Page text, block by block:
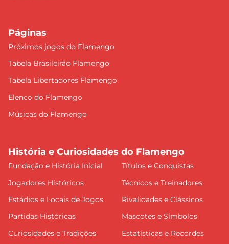
Páginas
Próximos jogos do Flamengo
Tabela Brasileirão Flamengo
Tabela Libertadores Flamengo
Elenco do Flamengo
Músicas do Flamengo
História e Curiosidades do Flamengo
Fundação e História Inicial
Títulos e Conquistas
Jogadores Históricos
Técnicos e Treinadores
Estádios e Locais de Jogos
Rivalidades e Clássicos
Partidas Históricas
Mascotes e Símbolos
Curiosidades e Tradições
Estatísticas e Recordes